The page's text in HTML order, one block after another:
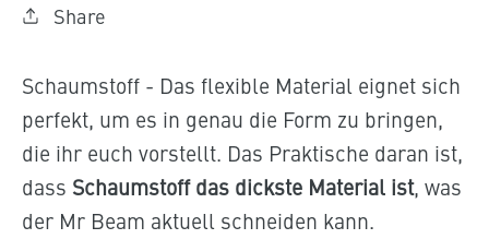
Share
Schaumstoff - Das flexible Material eignet sich
perfekt, um es in genau die Form zu bringen,
die ihr euch vorstellt. Das Praktische daran ist,
dass Schaumstoff das dickste Material ist, was
der Mr Beam aktuell schneiden kann.